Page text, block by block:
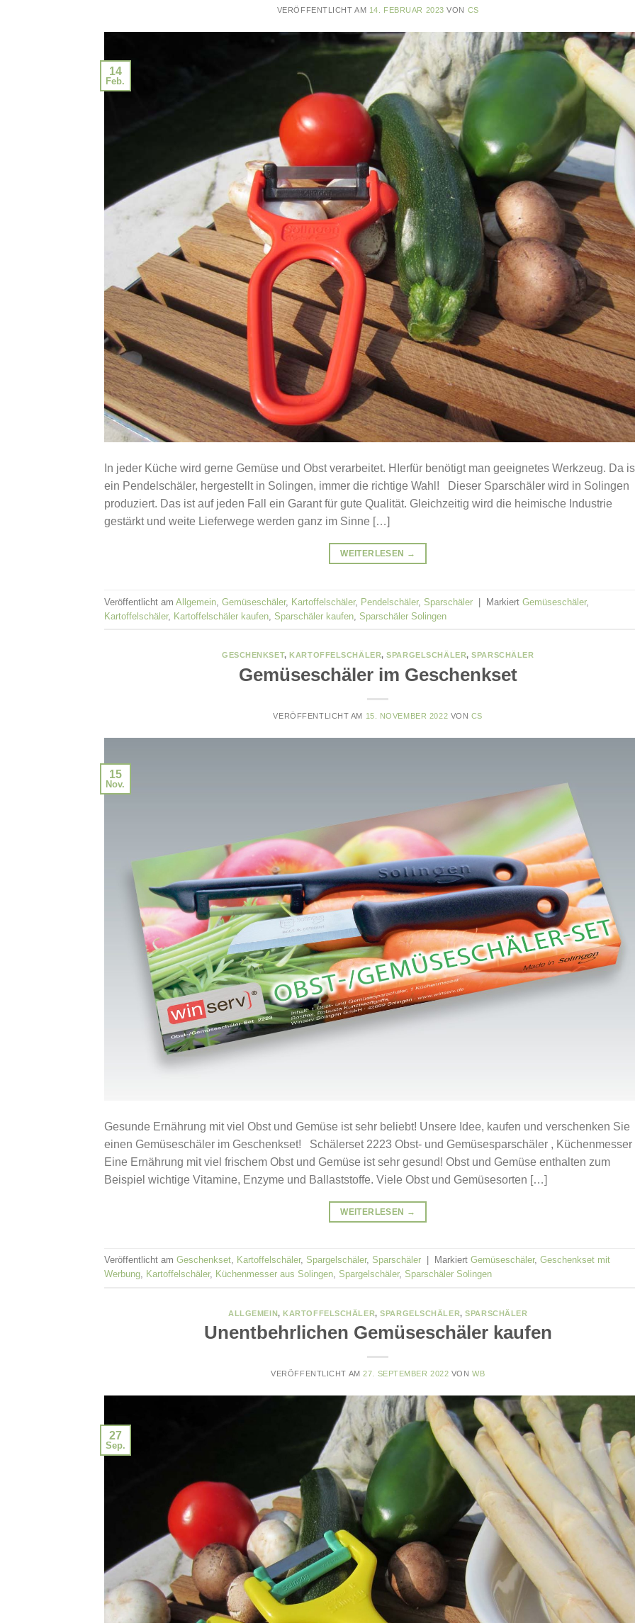
VERÖFFENTLICHT AM 14. FEBRUAR 2023 VON CS
14
Feb.
In jeder Küche wird gerne Gemüse und Obst verarbeitet. HIerfür benötigt man geeignetes Werkzeug. Da
ein Pendelschäler, hergestellt in Solingen, immer die richtige Wahl! Dieser Sparschäler wird in Solingen
produziert. Das ist auf jeden Fall ein Garant für gute Qualität. Gleichzeitig wird die heimische Industrie
gestärkt und weite Lieferwege werden ganz im Sinne […]
WEITERLESEN →
Veröffentlicht am Allgemein Gemüseschäler, Kartoffelschäler, Pendelschäler, Sparschäler | Markiert Gemüseschäler,
Kartoffelschäler, Kartoffelschäler kaufen Sparschäler kaufen Sparschäler Solingen
GESCHENKSET, KARTOFFELSCHÄLER,SPARGELSCHÄLER,SPARSCHÄLER
Gemüseschäler im Geschenkset
VERÖFFENTLICHT AM 15. NOVEMBER 2022 VON CS
15
Nov.
Gesunde Ernährung mit viel Obst und Gemüse ist sehr beliebt! Unsere Idee, kaufen und verschenken Sie
einen Gemüseschäler im Geschenkset! Schälerset 2223 Obst- und Gemüsesparschäler ,
Eine Ernährung mit viel frischem Obst und Gemüse ist sehr gesund! Obst und Gemüse enthalten zum
Beispiel wichtige Vitamine, Enzyme und Ballaststoffe. Viele Obst und Gemüsesorten […]
WEITERLESEN →
Veröffentlicht am Geschenkset, Kartoffelschäler, Spargelschäler, Sparschäler Markiert Gemüseschäler, Geschenkset mit
Werbung, Kartoffelschäler, Küchenmesser aus Solingen, Spargelschäler, Sparschäler Solingen
ALLGEMEIN,KARTOFFELSCHÄLER,SPARGELSCHÄLER,SPARSCHÄLER
Unentbehrlichen Gemüseschäler kaufen
VERÖFFENTLICHT AM27. SEPTEMBER 2022 VONWB
27
Sep.